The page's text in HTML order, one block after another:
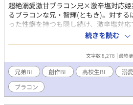
超絶溺愛激甘ブラコン兄×激辛塩対応
るブラコンな兄・智輝(ともき)。対する
った性癖を持つも隠し続け、激辛塩対
ら)。 蝶よ花よと大切にブラコンされ続
姫様だった。それがブチ壊されたのは
境に、お兄ちゃんから兄貴呼びに変わ
もめげない智輝は、咲蘭を我がモノに
日毎夜毎時毎秒愛でて愛でて愛でまくる
蘭sideも合わせてお楽しみください🤗✨
の公開になります 2話まで公開後、弟・
ホBL好きな方は、是非ご賞味ください
続きを読む
文字数 8,278 最終
兄弟BL 創作BL 高校生BL 溺
ブラコン